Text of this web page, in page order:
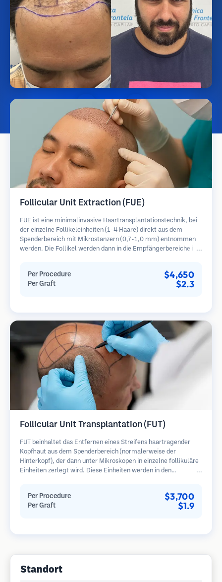
Follicular Unit Extraction (FUE)
FUE ist eine minimalinvasive Haartransplantationstechnik, bei
der einzelne Follikeleinheiten (1-4 Haare) direkt aus dem
Spenderbereich mit Mikrostanzern (0,7-1,0 mm) entnommen
werden. Die Follikel werden dann in die Empfängerbereiche in
im Vergleich zu Streifenentnahmemethoden.
Per Procedure $4,650
Per Graft $2.3
Follicular Unit Transplantation (FUT)
FUT beinhaltet das Entfernen eines Streifens haartragender
Kopfhaut aus dem Spenderbereich (normalerweise der
Hinterkopf), der dann unter Mikroskopen in einzelne follikuläre
Einheiten zerlegt wird. Diese Einheiten werden in den
eine lineare Narbe.
Per Procedure $3,700
Per Graft $1.9
Standort